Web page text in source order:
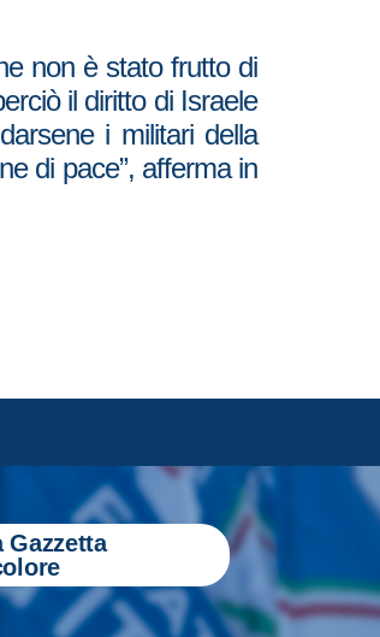
non è stato frutto di
il diritto di Israele
i militari della
di pace”, afferma in
Gazzetta